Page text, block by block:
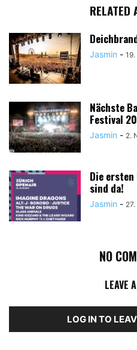
RELATED
Jasmin -
Nächste
Festival
Jasmin - 2.
Die
sind da!
Jasmin -
NO
LEAVE
LOG IN TO